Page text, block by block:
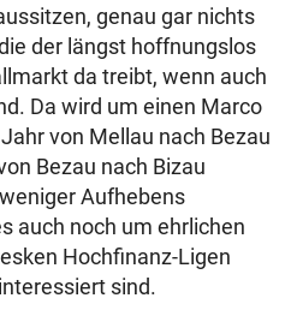
genau gar nichts
der längst hoffnungslos
da treibt, wenn auch
Da wird um einen Marco
von Mellau nach Bezau
Bezau nach Bizau
Aufhebens
auch noch um ehrlichen
Hochfinanz-Ligen
sind.